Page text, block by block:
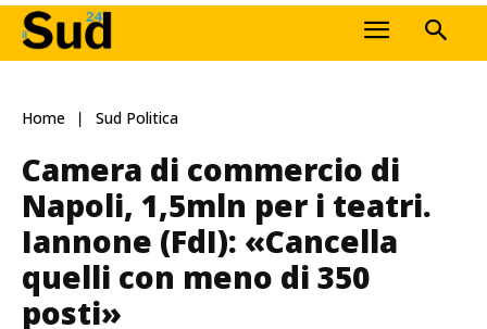
Home Sud Politica
Camera di commercio di
Napoli, 1,5mln per i teatri.
Iannone (FdI): «Cancella
quelli con meno di 350
posti»